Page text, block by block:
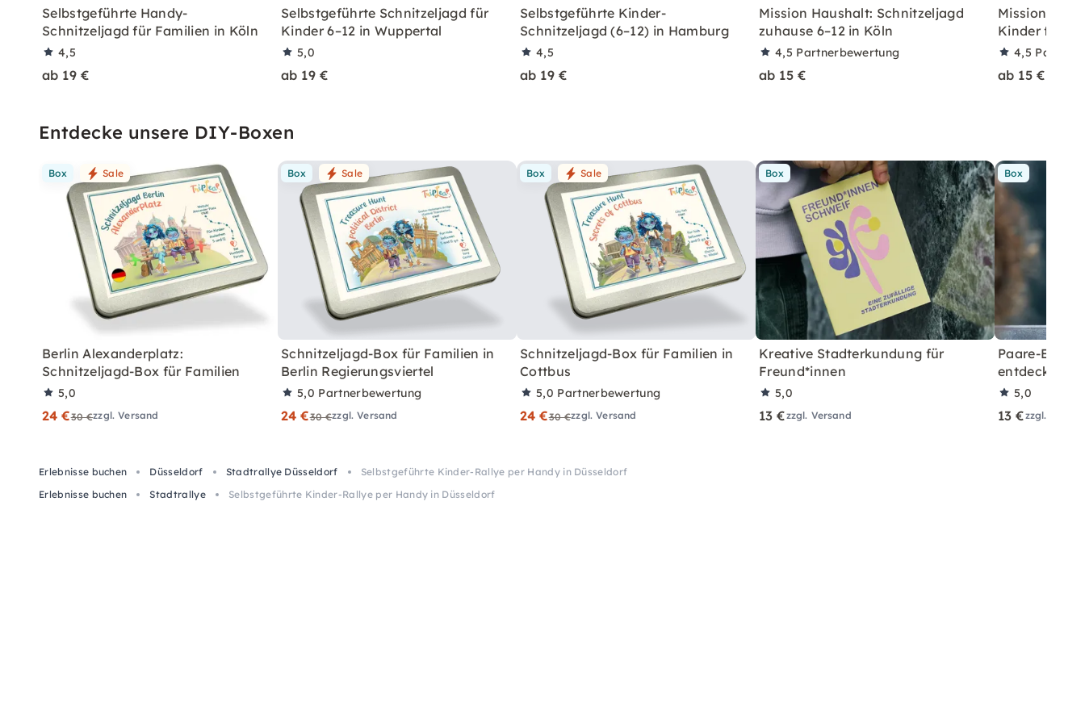
Selbstgeführte Handy-
Schnitzeljagd für Familien in Köln
4,5
ab 19 €
Selbstgeführte Schnitzeljagd für
Kinder 6–12 in Wuppertal
5,0
ab 19 €
Selbstgeführte Kinder-
Schnitzeljagd (6–12) in Hamburg
4,5
ab 19 €
Mission Haushalt: Schnitzeljagd
zuhause 6–12 in Köln
4,5 Partnerbewertung
ab 15 €
Mission
Kinder für
4,5
ab 15 €
Entdecke unsere DIY-Boxen
Box Sale
Berlin Alexanderplatz:
Schnitzeljagd-Box für Familien
5,0
24 €30 €zzgl. Versand
Box Sale
Schnitzeljagd-Box für Familien in
Berlin Regierungsviertel
5,0 Partnerbewertung
24 €30 €zzgl. Versand
Box Sale
Schnitzeljagd-Box für Familien in
Cottbus
5,0 Partnerbewertung
24 €30 €zzgl. Versand
Box
Kreative Stadterkundung für
Freund*innen
5,0
13 €zzgl. Versand
Box
Paare-
entdecken
5,0
13 €zzgl.
Erlebnisse buchen Düsseldorf Stadtrallye Düsseldorf
Selbstgeführte Kinder-Rallye per Handy in Düsseldorf
Erlebnisse buchen
Stadtrallye Selbstgeführte Kinder-Rallye per Handy in Düsseldorf